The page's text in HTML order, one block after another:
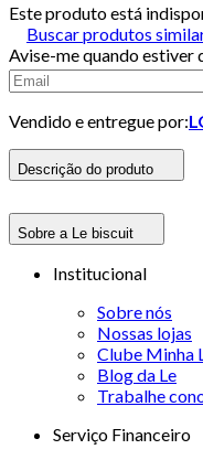
Este produto está
Buscar produtos
Avise-me quando estiver
Vendido e entregue por:
Descrição do produto
Sobre a Le biscuit
Institucional
Sobre nós
Nossas lojas
Clube Minha
Blog da Le
Trabalhe
Serviço Financeiro